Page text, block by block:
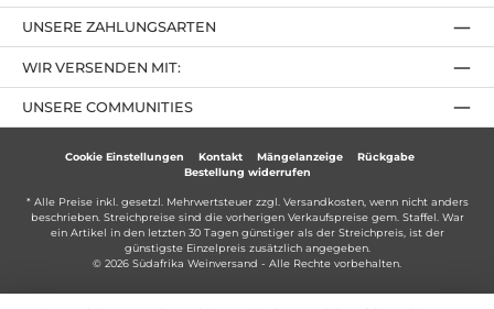
UNSERE ZAHLUNGSARTEN
UNSERE COMMUNITIES
WIR VERSENDEN MIT:
Cookie Einstellungen Kontakt Mängelanzeige
Rückgabe
Bestellung widerrufen
* Alle Preise inkl. gesetzl. Mehrwertsteuer zzgl. Versandkosten, wenn nicht anders
beschrieben. Streichpreise sind die vorherigen Verkaufspreise gem. Staffel. War
ein Artikel in den letzten 30 Tagen günstiger als der Streichpreis, ist der
günstigste Einzelpreis zusätzlich angegeben.
© 2026 Südafrika Weinversand - Alle Rechte vorbehalten.